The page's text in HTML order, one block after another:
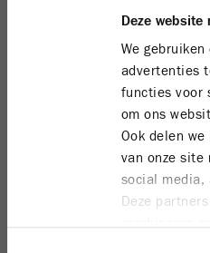
Deze website
We
advertenties
functies voor
om ons
Ook delen
van onze site
social media,
Deze